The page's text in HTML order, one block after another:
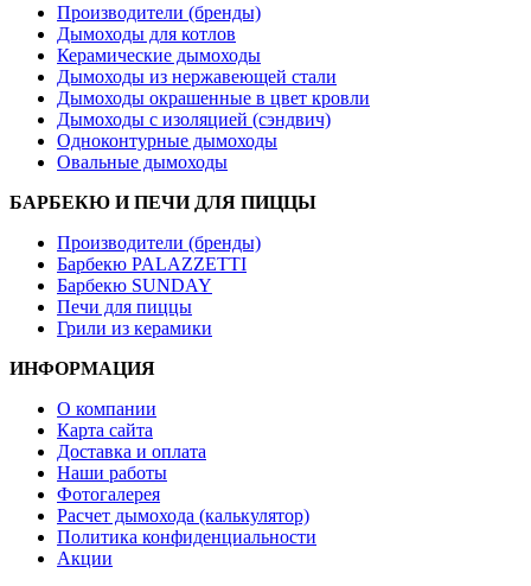
Производители (бренды)
Дымоходы для котлов
Керамические дымоходы
Дымоходы из нержавеющей стали
Дымоходы окрашенные в цвет кровли
Дымоходы с изоляцией (сэндвич)
Одноконтурные дымоходы
Овальные дымоходы
БАРБЕКЮ И ПЕЧИ ДЛЯ ПИЦЦЫ
Производители (бренды)
Барбекю PALAZZETTI
Барбекю SUNDAY
Печи для пиццы
Грили из керамики
ИНФОРМАЦИЯ
О компании
Карта сайта
Доставка и оплата
Наши работы
Фотогалерея
Расчет дымохода (калькулятор)
Политика конфиденциальности
Акции